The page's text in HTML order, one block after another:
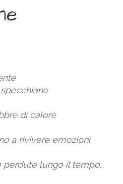
di calore
a rivivere emozioni
perdute lungo il tempo…